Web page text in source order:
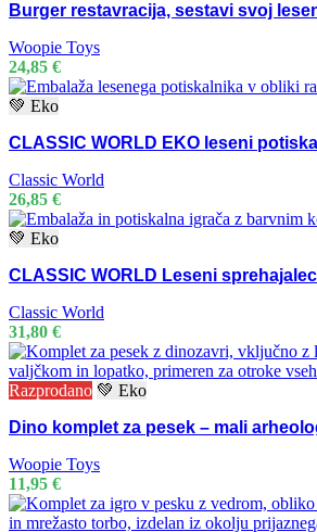
Burger restavracija, sestavi svoj
Woopie Toys
24,85 €
💚 Eko
CLASSIC WORLD EKO leseni
Classic World
26,85 €
💚 Eko
CLASSIC WORLD Leseni
Classic World
31,80 €
Razprodano 💚 Eko
Dino komplet za pesek – mali
Woopie Toys
11,95 €